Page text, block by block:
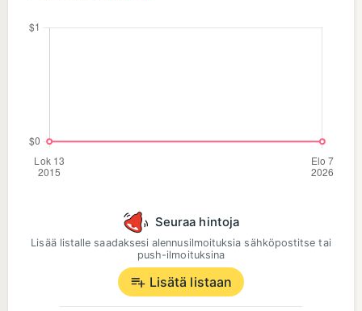
Seuraa hintoja
Lisää listalle saadaksesi alennusilmoituksia sähköpostitse tai
push-ilmoituksina
Lisätä listaan